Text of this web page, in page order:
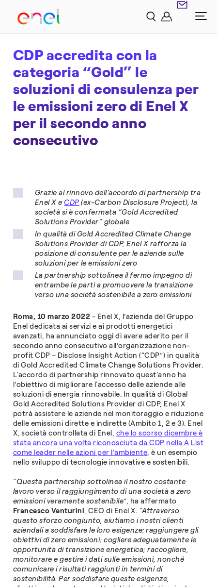
CDP accredita con la
categoria “Gold” le
soluzioni di consulenza per
le emissioni zero di Enel X
per il secondo anno
consecutivo
Grazie al rinnovo dell'accordo di partnership tra
Enel X eCDP(ex-Carbon Disclosure Project), la
società si è confermata “Gold Accredited
Solutions Provider” globale
In qualità di Gold Accredited Climate Change
Solutions Provider di CDP, Enel X rafforza la
posizione di consulente per le aziende sulle
soluzioni per le emissioni zero
La partnership sottolinea il fermo impegno di
entrambe le parti a promuovere la transizione
verso una società sostenibile a zero emissioni
Roma, 10 marzo 2022 - Enel X, l’azienda del Gruppo
Enel dedicata ai servizi e ai prodotti energetici
avanzati, ha annunciato oggi di avere aderito per il
secondo anno consecutivo all’organizzazione non-
profit CDP – Disclose Insight Action (“CDP”) in qualità
di Gold Accredited Climate Change Solutions Provider.
L'accordo di partnership rinnovato quest'anno ha
l’obiettivo di migliorare l'accesso delle aziende alle
soluzioni di energia rinnovabile. In qualità di Global
Gold Accredited Solutions Provider di CDP, Enel X
potrà assistere le aziende nel monitoraggio e riduzione
delle emissioni dirette e indirette (Ambito 1, 2 e 3). Enel
X, società controllata di Enel, che lo scorso dicembre è
stata ancora una volta riconosciuta da CDP nella A List
come leader nelle azioni per l’ambiente, è un esempio
nello sviluppo di tecnologie innovative e sostenibili.
“Questa partnership sottolinea il nostro costante
lavoro verso il raggiungimento di una società a zero
emissioni veramente sostenibile”, ha affermato
Francesco Venturini, CEO di Enel X. “Attraverso
questo sforzo congiunto, aiutiamo i nostri clienti
aziendali a soddisfare le loro esigenze: raggiungere gli
obiettivi di zero emissioni; cogliere adeguatamente le
opportunità di transizione energetica; raccogliere,
monitorare e gestire i dati sulle emissioni, nonché
comunicare i risultati raggiunti in termini di
sostenibilità. Per soddisfare queste esigenze,